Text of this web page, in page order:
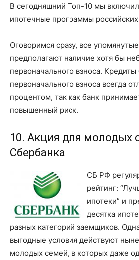
В сегодняшний Топ-10 мы
ипотечные программы российских
Оговоримся сразу, все
предполагают наличие хотя бы
первоначального взноса. Кредиты
первоначального взноса всегда
процентом, так как банк
повышенный риск.
10. Акция для молодых
Сбербанка
СБ РФ
рейтинг:
ипотеки” и
десятка
разных категорий заемщиков.
выгодные условия действуют
молодых семей, в которых даже